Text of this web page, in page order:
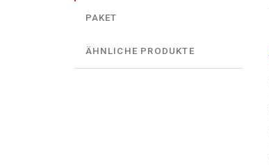
PAKET
ÄHNLICHE PRODUKTE